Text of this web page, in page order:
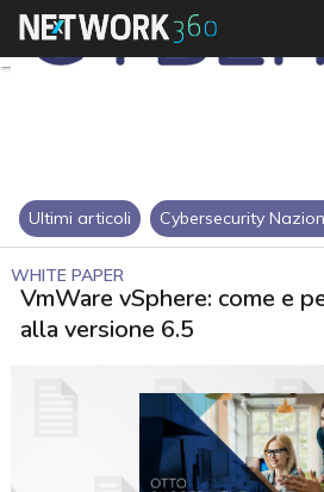
Ultimi articoli Cybersecurity
WHITE PAPER
VmWare vSphere: come e
alla versione 6.5